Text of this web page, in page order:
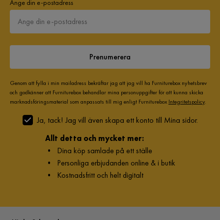
Ange din e-postadress
Prenumerera
Genom att fylla i min mailadress bekräftar jag att jag vill ha Furniturebox nyhetsbrev
och godkänner att Furniturebox behandlar mina personuppgifter för att kunna skicka
marknadsföringsmaterial som anpassats till mig enligt Furniturebox Integritetspolicy.
Ja, tack! Jag vill även skapa ett konto till Mina sidor.
Allt detta och mycket mer:
• Dina köp samlade på ett ställe
• Personliga erbjudanden online & i butik
• Kostnadsfritt och helt digitalt